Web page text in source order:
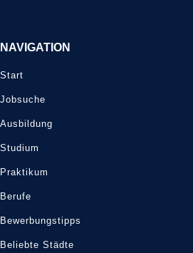
NAVIGATION
Start
Jobsuche
Ausbildung
Studium
Praktikum
Berufe
Bewerbungstipps
Beliebte Städte